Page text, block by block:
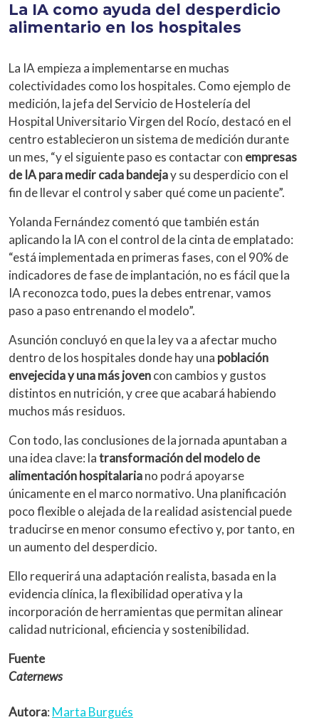
La IA como ayuda del desperdicio
alimentario en los hospitales
La IA empieza a implementarse en muchas
colectividades como los hospitales. Como ejemplo de
medición, la jefa del Servicio de Hostelería del
Hospital Universitario Virgen del Rocío, destacó en el
centro establecieron un sistema de medición durante
un mes, “y el siguiente paso es contactar con empresas
de IA para medir cada bandejay su desperdicio con el
fin de llevar el control y saber qué come un paciente”.
Yolanda Fernández comentó que también están
aplicando la IA con el control de la cinta de emplatado:
“está implementada en primeras fases, con el 90% de
indicadores de fase de implantación, no es fácil que la
IA reconozca todo, pues la debes entrenar, vamos
paso a paso entrenando el modelo”.
Asunción concluyó en que la ley va a afectar mucho
dentro de los hospitales donde hay una población
envejecida y una más jovencon cambios y gustos
distintos en nutrición, y cree que acabará habiendo
muchos más residuos.
Con todo, las conclusiones de la jornada apuntaban a
una idea clave: latransformación del modelo de
alimentación hospitalariano podrá apoyarse
únicamente en el marco normativo. Una planificación
poco flexible o alejada de la realidad asistencial puede
traducirse en menor consumo efectivo y, por tanto, en
un aumento del desperdicio.
Ello requerirá una adaptación realista, basada en la
evidencia clínica, la flexibilidad operativa y la
incorporación de herramientas que permitan alinear
calidad nutricional, eficiencia y sostenibilidad.
Fuente
Caternews
Autora: Marta Burgués